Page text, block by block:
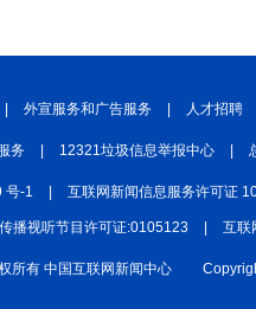
外宣服务和广告服务 人才招聘
务 12321垃圾信息举报中心
号-1 互联网新闻信息服务许可证
播视听节目许可证:0105123 互联
所有 中国互联网新闻中心